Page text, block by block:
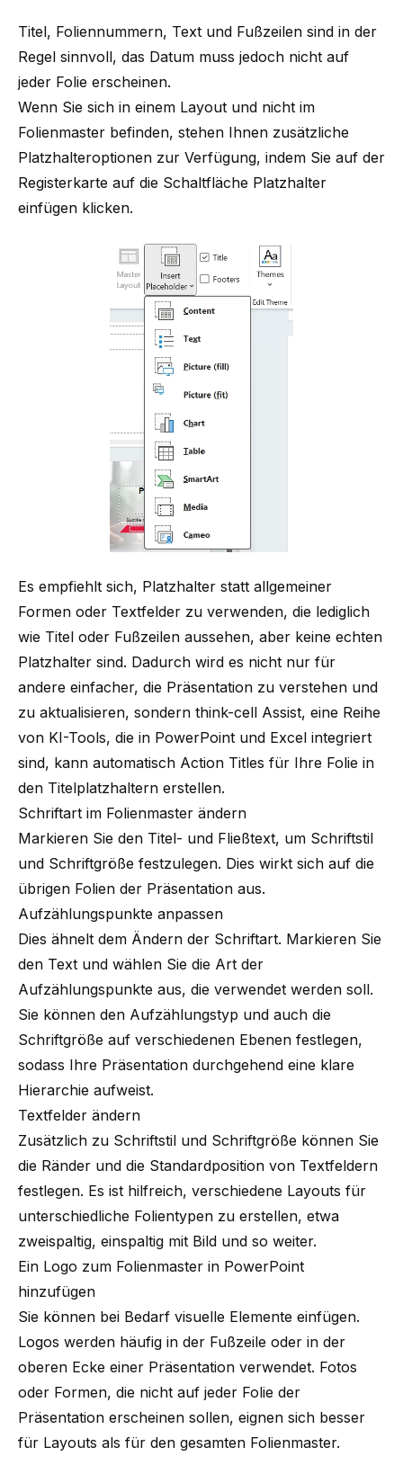
Titel, Foliennummern, Text und Fußzeilen sind in der
Regel sinnvoll, das Datum muss jedoch nicht auf
jeder Folie erscheinen.
Wenn Sie sich in einem Layout und nicht im
Folienmaster befinden, stehen Ihnen zusätzliche
Platzhalteroptionen zur Verfügung, indem Sie auf der
Registerkarte auf die Schaltfläche Platzhalter
einfügen klicken.
Es empfiehlt sich, Platzhalter statt allgemeiner
Formen oder Textfelder zu verwenden, die lediglich
wie Titel oder Fußzeilen aussehen, aber keine echten
Platzhalter sind. Dadurch wird es nicht nur für
andere einfacher, die Präsentation zu verstehen und
zu aktualisieren, sondern think-cell Assist, eine Reihe
von KI-Tools, die in PowerPoint und Excel integriert
sind, kann automatisch Action Titles für Ihre Folie in
den Titelplatzhaltern erstellen.
Schriftart im Folienmaster ändern
Markieren Sie den Titel- und Fließtext, um Schriftstil
und Schriftgröße festzulegen. Dies wirkt sich auf die
übrigen Folien der Präsentation aus.
Aufzählungspunkte anpassen
Dies ähnelt dem Ändern der Schriftart. Markieren Sie
den Text und wählen Sie die Art der
Aufzählungspunkte aus, die verwendet werden soll.
Sie können den Aufzählungstyp und auch die
Schriftgröße auf verschiedenen Ebenen festlegen,
sodass Ihre Präsentation durchgehend eine klare
Hierarchie aufweist.
Textfelder ändern
Zusätzlich zu Schriftstil und Schriftgröße können Sie
die Ränder und die Standardposition von Textfeldern
festlegen. Es ist hilfreich, verschiedene Layouts für
unterschiedliche Folientypen zu erstellen, etwa
zweispaltig, einspaltig mit Bild und so weiter.
Ein Logo zum Folienmaster in PowerPoint
hinzufügen
Sie können bei Bedarf visuelle Elemente einfügen.
Logos werden häufig in der Fußzeile oder in der
oberen Ecke einer Präsentation verwendet. Fotos
oder Formen, die nicht auf jeder Folie der
Präsentation erscheinen sollen, eignen sich besser
für Layouts als für den gesamten Folienmaster.